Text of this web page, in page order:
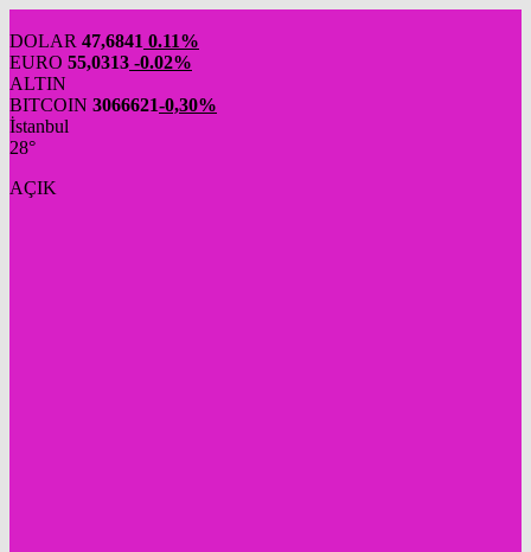
DOLAR 47,6841 0.11%
EURO 55,0313 -0.02%
ALTIN
BITCOIN 3066621-0,30%
İstanbul
28°
AÇIK